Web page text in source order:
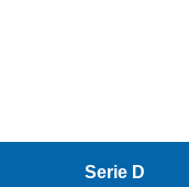
Serie D